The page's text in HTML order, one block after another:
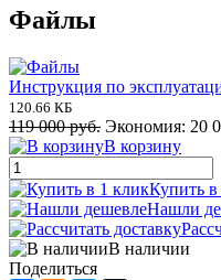
Файлы
Инструкция по
120.66 КБ
119 000 руб. Экономия: 20
В корзину
Купить
Нашли
В наличии
Поделиться